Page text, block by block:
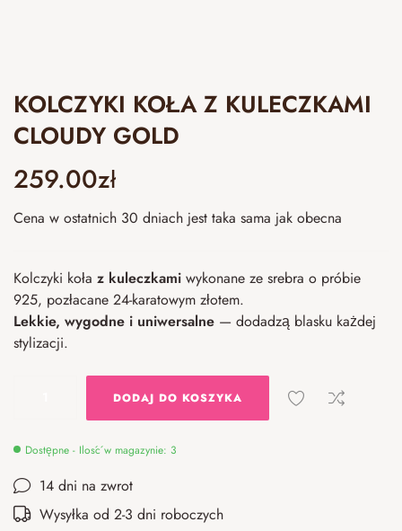
KOLCZYKI KOŁA Z KULECZKAMI
CLOUDY GOLD
259.00zł
Cena w ostatnich 30 dniach jest taka sama jak obecna
Kolczyki koła z kuleczkami wykonane ze srebra o próbie
925, pozłacane 24-karatowym złotem.
Lekkie, wygodne i uniwersalne — dodadzą blasku każdej
stylizacji.
DODAJ DO KOSZYKA
Dostępne - Ilość w magazynie: 3
14 dni na zwrot
Wysyłka od 2-3 dni roboczych